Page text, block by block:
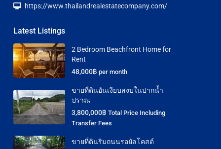
https://www.thailandrealestatecompany.com/
Latest Listings
2 Bedroom Beachfront Home for
Rent
48,000฿ per month
ขายที่ดินอันเงียบสงบในปากน้ำ
ปราณ
3,800,000฿ Total Price Including
Transfer Fees
ขายที่ดินริมถนนรอยัลโคสต์